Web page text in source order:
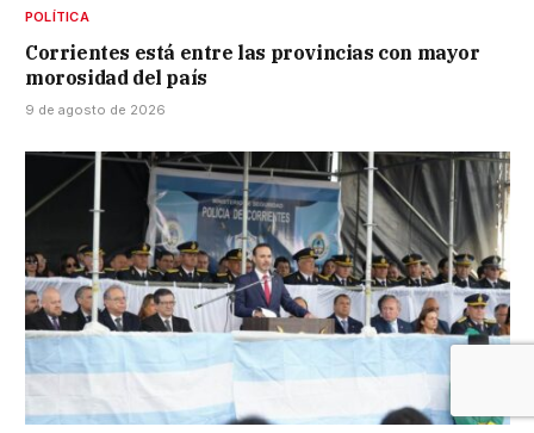
POLÍTICA
Corrientes está entre las provincias con mayor
morosidad del país
9 de agosto de 2026